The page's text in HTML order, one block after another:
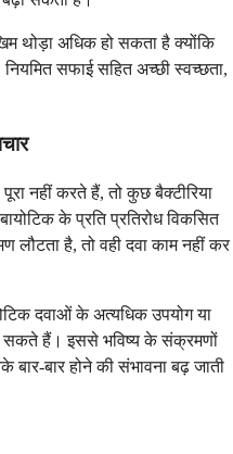
थोड़ा अधिक हो सकता है क्योंकि
सफाई सहित अच्छी स्वच्छता,
नहीं करते हैं, तो कुछ बैक्टीरिया
के प्रति प्रतिरोध विकसित
है, तो वही दवा काम नहीं कर
दवाओं के अत्यधिक उपयोग या
हो सकते हैं। इससे भविष्य के संक्रमणों
बार होने की संभावना बढ़ जाती